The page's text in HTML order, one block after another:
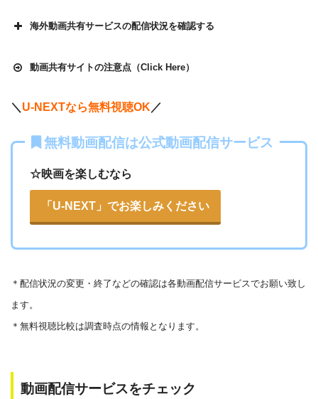
海外動画共有サービスの配信状況を確認する
各動画共有サイトを実際に確認する
▶︎Openload(アクセスブロック中）
動画共有サイトの注意点（Click Here）
イトで配信されている動画は、著作権法や象徴権を侵害して
いる恐れがあります。
また、著作権については、保護の・違反に対しての厳罰化の
照）
す。
＼ U-NEXTなら無料視聴OK ／
無料動画配信は公式動画配信サービス
☆映画を楽しむなら
「U-NEXT」でお楽しみください
＊ 配信状況の変更・終了などの確認は各動画配信サービスでお願い致し
ます。
＊無料視聴比較は調査時点の情報となります。
動画配信サービスをチェック